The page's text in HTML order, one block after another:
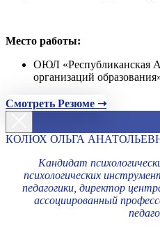
Место работы:
ОЮЛ «Республиканская
организаций
Смотреть Резюме ➝
КОЛЮХ ОЛЬГА
Кандидат
психологических
педагогики, директор
ассоциированный